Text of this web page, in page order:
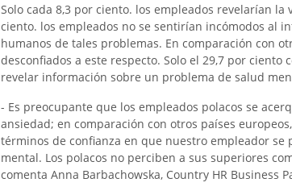
Solo cada 8,3 por ciento. los empleados revelarían
ciento. los empleados no se sentirían incómodos al
humanos de tales problemas. En comparación con
desconfiados a este respecto. Solo el 29,7 por
revelar información sobre un problema de salud
- Es preocupante que los empleados polacos se
ansiedad; en comparación con otros países
términos de confianza en que nuestro empleador
mental. Los polacos no perciben a sus superiores
comenta Anna Barbachowska, Country HR Business